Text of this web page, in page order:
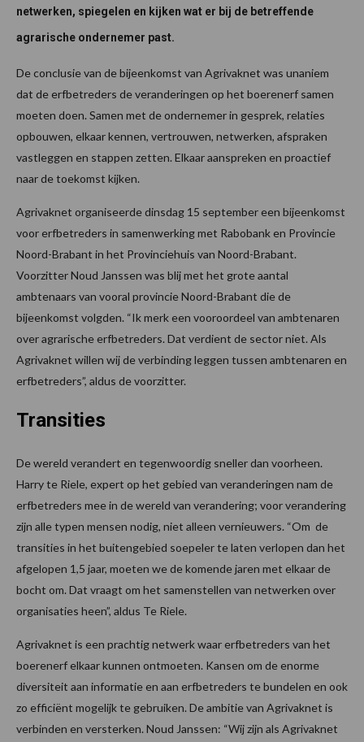
netwerken, spiegelen en kijken wat er bij de betreffende
agrarische ondernemer past.
De conclusie van de bijeenkomst van Agrivaknet was unaniem
dat de erfbetreders de veranderingen op het boerenerf samen
moeten doen. Samen met de ondernemer in gesprek, relaties
opbouwen, elkaar kennen, vertrouwen, netwerken, afspraken
vastleggen en stappen zetten. Elkaar aanspreken en proactief
naar de toekomst kijken.
Agrivaknet organiseerde dinsdag 15 september een bijeenkomst
voor erfbetreders in samenwerking met Rabobank en Provincie
Noord-Brabant in het Provinciehuis van Noord-Brabant.
Voorzitter Noud Janssen was blij met het grote aantal
ambtenaars van vooral provincie Noord-Brabant die de
bijeenkomst volgden. “Ik merk een vooroordeel van ambtenaren
over agrarische erfbetreders. Dat verdient de sector niet. Als
Agrivaknet willen wij de verbinding leggen tussen ambtenaren en
erfbetreders”, aldus de voorzitter.
Transities
De wereld verandert en tegenwoordig sneller dan voorheen.
Harry te Riele, expert op het gebied van veranderingen nam de
erfbetreders mee in de wereld van verandering; voor verandering
zijn alle typen mensen nodig, niet alleen vernieuwers. “Om de
transities in het buitengebied soepeler te laten verlopen dan het
afgelopen 1,5 jaar, moeten we de komende jaren met elkaar de
bocht om. Dat vraagt om het samenstellen van netwerken over
organisaties heen”, aldus Te Riele.
Agrivaknet is een prachtig netwerk waar erfbetreders van het
boerenerf elkaar kunnen ontmoeten. Kansen om de enorme
diversiteit aan informatie en aan erfbetreders te bundelen en ook
zo efficiënt mogelijk te gebruiken. De ambitie van Agrivaknet is
verbinden en versterken. Noud Janssen: “Wij zijn als Agrivaknet